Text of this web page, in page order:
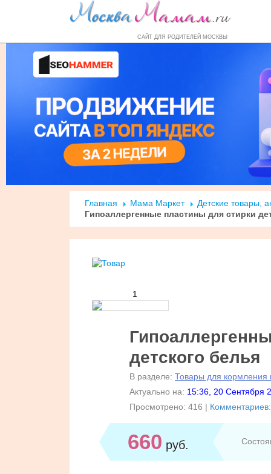
САЙТ ДЛЯ РОДИТЕЛЕЙ МОСКВЫ
Форум Маркет Справочник
Главная Мама Маркет
Детские товары,
Гипоаллергенные пластины для стирки
1
детского белья
В разделе: Товары для кормления
Актуально на: 15:36, 20 Сентября
Просмотрено: 416 |
660 руб.